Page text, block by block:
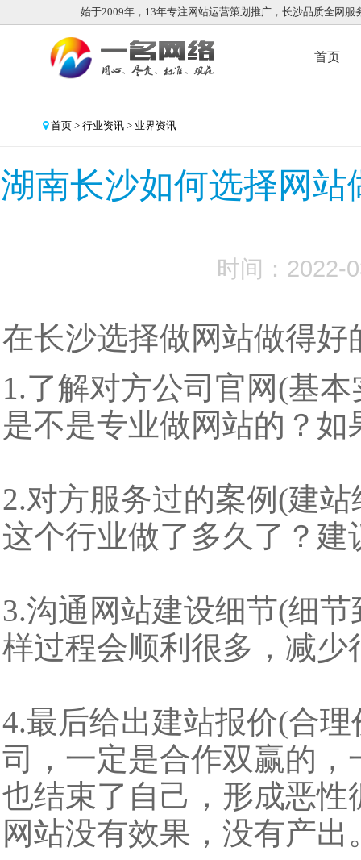
始于2009年，13年专注网站运营策划推广，长沙品质全网服
首页
首页> 行业资讯> 业界资讯
湖南长沙如何选择网
时间：2022-
在长沙选择做网站做得
1.了解对方公司官网(基
是不是专业做网站的？
2.对方服务过的案例(建
这个行业做了多久了？建
3.沟通网站建设细节(细
样过程会顺利很多，减少
4.最后给出建站报价(合
司，一定是合作双赢的
也结束了自己，形成恶
网站没有效果，没有产出